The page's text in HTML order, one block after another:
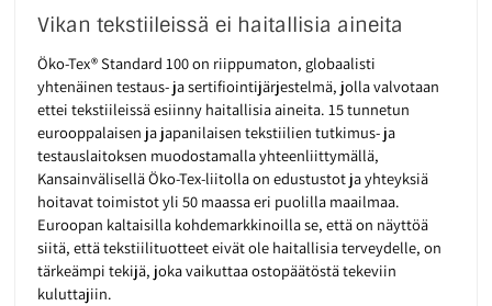
Vikan tekstiileissä ei haitallisia aineita
Öko-Tex® Standard 100 on riippumaton, globaalisti
yhtenäinen testaus- ja sertifiointijärjestelmä, jolla valvotaan
ettei tekstiileissä esiinny haitallisia aineita. 15 tunnetun
eurooppalaisen ja japanilaisen tekstiilien tutkimus- ja
testauslaitoksen muodostamalla yhteenliittymällä,
Kansainvälisellä Öko-Tex-liitolla on edustustot ja yhteyksiä
hoitavat toimistot yli 50 maassa eri puolilla maailmaa.
Euroopan kaltaisilla kohdemarkkinoilla se, että on näyttöä
siitä, että tekstiilituotteet eivät ole haitallisia terveydelle, on
tärkeämpi tekijä, joka vaikuttaa ostopäätöstä tekeviin
kuluttajiin.